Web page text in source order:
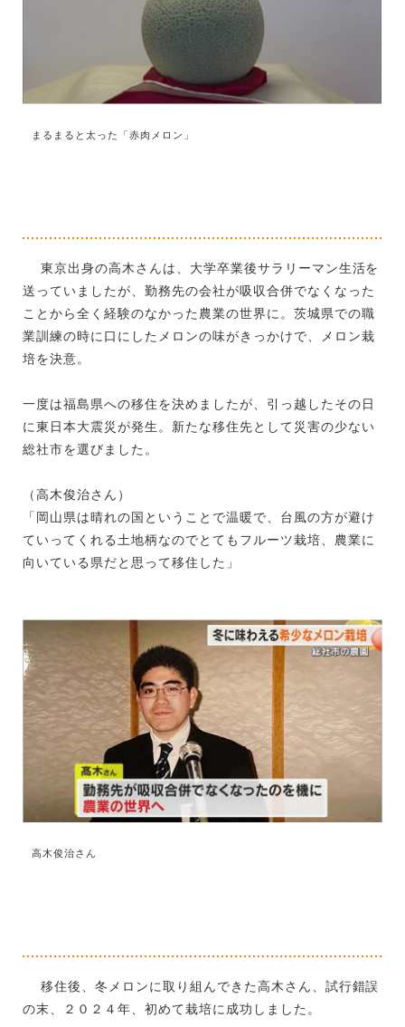
まるまると太った「赤肉メロン」
東京出身の高木さんは、大学卒業後サラリーマン生活を
送っていましたが、勤務先の会社が吸収合併でなくなった
ことから全く経験のなかった農業の世界に。茨城県での職
業訓練の時に口にしたメロンの味がきっかけで、メロン栽
培を決意。
一度は福島県への移住を決めましたが、引っ越したその日
に東日本大震災が発生。新たな移住先として災害の少ない
総社市を選びました。
（高木俊治さん）
「岡山県は晴れの国ということで温暖で、台風の方が避け
ていってくれる土地柄なのでとてもフルーツ栽培、農業に
向いている県だと思って移住した」
高木俊治さん
移住後、冬メロンに取り組んできた高木さん、試行錯誤
の末、２０２４年、初めて栽培に成功しました。